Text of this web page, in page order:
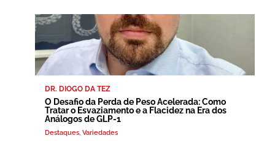
DR. DIOGO DA TEZ
O Desafio da Perda de Peso Acelerada: Como
Tratar o Esvaziamento e a Flacidez na Era dos
Análogos de GLP-1
Destaques, Variedades